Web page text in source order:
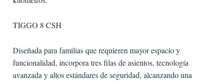
TIGGO 8 CSH
Diseñada para familias que requieren mayor espacio y
funcionalidad, incorpora tres filas de asientos, tecnología
avanzada y altos estándares de seguridad, alcanzando una